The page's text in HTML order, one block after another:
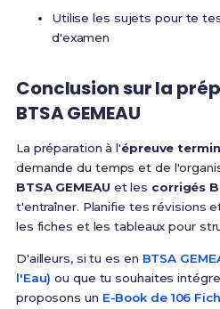
Utilise les sujets pour te
d'examen
Conclusion sur la
BTSA GEMEAU
La préparation à l'épreuve
demande du temps et de
BTSA GEMEAUet les corrigés
t'entraîner. Planifie tes révisions
les fiches et les tableaux pour
D'ailleurs, si tu es en BTSA
l'Eau) ou que tu souhaites
proposons un E-Book de 106